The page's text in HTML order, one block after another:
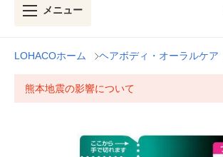
メニュー
LOHACOホーム ヘアボディ・オーラルケア
熊本地震の影響について